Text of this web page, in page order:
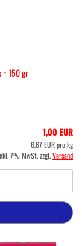
= 150 gr
1,00 EUR
6,67 EUR pro kg
7% MwSt. zzgl.Versand